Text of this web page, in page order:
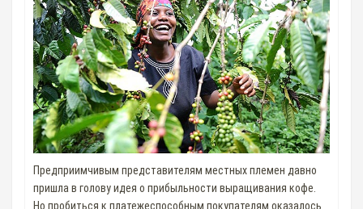
Предприимчивым представителям местных племен давно
пришла в голову идея о прибыльности выращивания кофе.
Но пробиться к платежеспособным покупателям оказалось